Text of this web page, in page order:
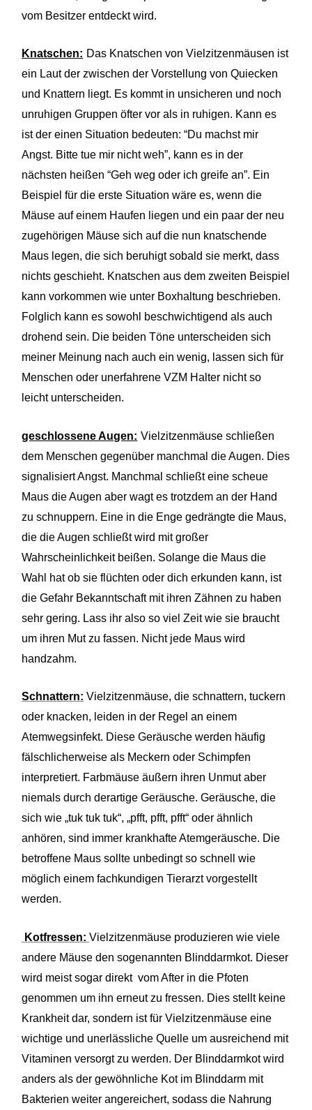
vom Besitzer entdeckt wird.
Knatschen: Das Knatschen von Vielzitzenmäusen ist
ein Laut der zwischen der Vorstellung von Quiecken
und Knattern liegt. Es kommt in unsicheren und noch
unruhigen Gruppen öfter vor als in ruhigen. Kann es
ist der einen Situation bedeuten: “Du machst mir
Angst. Bitte tue mir nicht weh”, kann es in der
nächsten heißen “Geh weg oder ich greife an”. Ein
Beispiel für die erste Situation wäre es, wenn die
Mäuse auf einem Haufen liegen und ein paar der neu
zugehörigen Mäuse sich auf die nun knatschende
Maus legen, die sich beruhigt sobald sie merkt, dass
nichts geschieht. Knatschen aus dem zweiten Beispiel
kann vorkommen wie unter Boxhaltung beschrieben.
Folglich kann es sowohl beschwichtigend als auch
drohend sein. Die beiden Töne unterscheiden sich
meiner Meinung nach auch ein wenig, lassen sich für
Menschen oder unerfahrene VZM Halter nicht so
leicht unterscheiden.
geschlossene Augen: Vielzitzenmäuse schließen
dem Menschen gegenüber manchmal die Augen. Dies
signalisiert Angst. Manchmal schließt eine scheue
Maus die Augen aber wagt es trotzdem an der Hand
zu schnuppern. Eine in die Enge gedrängte die Maus,
die die Augen schließt wird mit großer
Wahrscheinlichkeit beißen. Solange die Maus die
Wahl hat ob sie flüchten oder dich erkunden kann, ist
die Gefahr Bekanntschaft mit ihren Zähnen zu haben
sehr gering. Lass ihr also so viel Zeit wie sie braucht
um ihren Mut zu fassen. Nicht jede Maus wird
handzahm.
Schnattern: Vielzitzenmäuse, die schnattern, tuckern
oder knacken, leiden in der Regel an einem
Atemwegsinfekt. Diese Geräusche werden häufig
fälschlicherweise als Meckern oder Schimpfen
interpretiert. Farbmäuse äußern ihren Unmut aber
niemals durch derartige Geräusche. Geräusche, die
sich wie „tuk tuk tuk“, „pfft, pfft, pfft“ oder ähnlich
anhören, sind immer krankhafte Atemgeräusche. Die
betroffene Maus sollte unbedingt so schnell wie
möglich einem fachkundigen Tierarzt vorgestellt
werden.
Kotfressen:Vielzitzenmäuse produzieren wie viele
andere Mäuse den sogenannten Blinddarmkot. Dieser
wird meist sogar direkt vom After in die Pfoten
genommen um ihn erneut zu fressen. Dies stellt keine
Krankheit dar, sondern ist für Vielzitzenmäuse eine
wichtige und unerlässliche Quelle um ausreichend mit
Vitaminen versorgt zu werden. Der Blinddarmkot wird
anders als der gewöhnliche Kot im Blinddarm mit
Bakterien weiter angereichert, sodass die Nahrung